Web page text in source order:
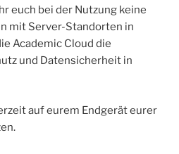
euch bei der Nutzung keine
mit Server-Standorten in
Academic Cloud die
und Datensicherheit in
auf eurem Endgerät eurer